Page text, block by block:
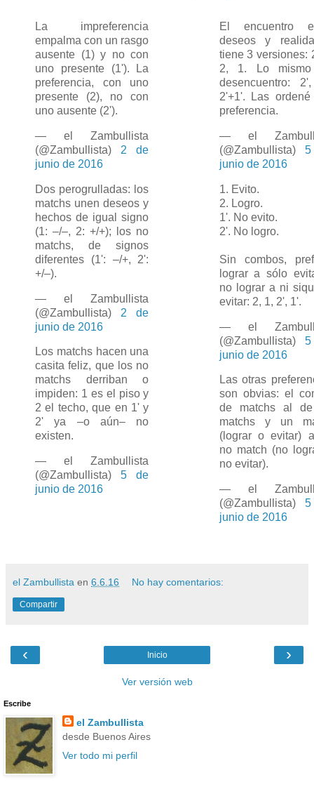
La impreferencia
empalma con un rasgo
ausente (1) y no con
uno presente (1'). La
preferencia, con uno
presente (2), no con
uno ausente (2').
— el Zambullista
(@Zambullista) 2 de
junio de 2016
Dos perogrulladas: los
matchs unen deseos y
hechos de igual signo
(1: –/–, 2: +/+); los no
matchs, de signos
diferentes (1': –/+, 2':
+/–).
— el Zambullista
(@Zambullista) 2 de
junio de 2016
Los matchs hacen una
casita feliz, que los no
matchs derriban o
impiden: 1 es el piso y
2 el techo, que en 1' y
2' ya –o aún– no
existen.
— el Zambullista
(@Zambullista)5 de
junio de 2016
El encuentro
deseos y
tiene 3 versiones:
2, 1. Lo
desencuentro:
2'+1'. Las
preferencia.
— el
(@Zambullista)
junio de 2016
1. Evito.
2. Logro.
1'. No evito.
2'. No logro.
Sin combos,
lograr a sólo
no lograr a ni
evitar: 2, 1, 2', 1'.
— el
(@Zambullista)
junio de 2016
Las otras
son obvias: el
de matchs al
matchs y un
(lograr o evitar)
no match (no
no evitar).
— el
(@Zambullista)
junio de 2016
el Zambullista en 6.6.16 No hay comentarios:
Compartir
‹ ›
Inicio
Ver versión web
Escribe
el Zambullista
desde Buenos Aires
Ver todo mi perfil